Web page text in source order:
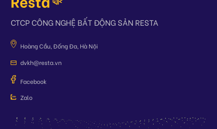
CTCP CÔNG NGHỆ BẤT ĐỘNG SẢN RESTA
Hoàng Cầu, Đống Đa, Hà Nội
dvkh@resta.vn
Facebook
Zalo